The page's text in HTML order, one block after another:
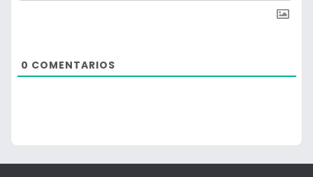
0 COMENTARIOS